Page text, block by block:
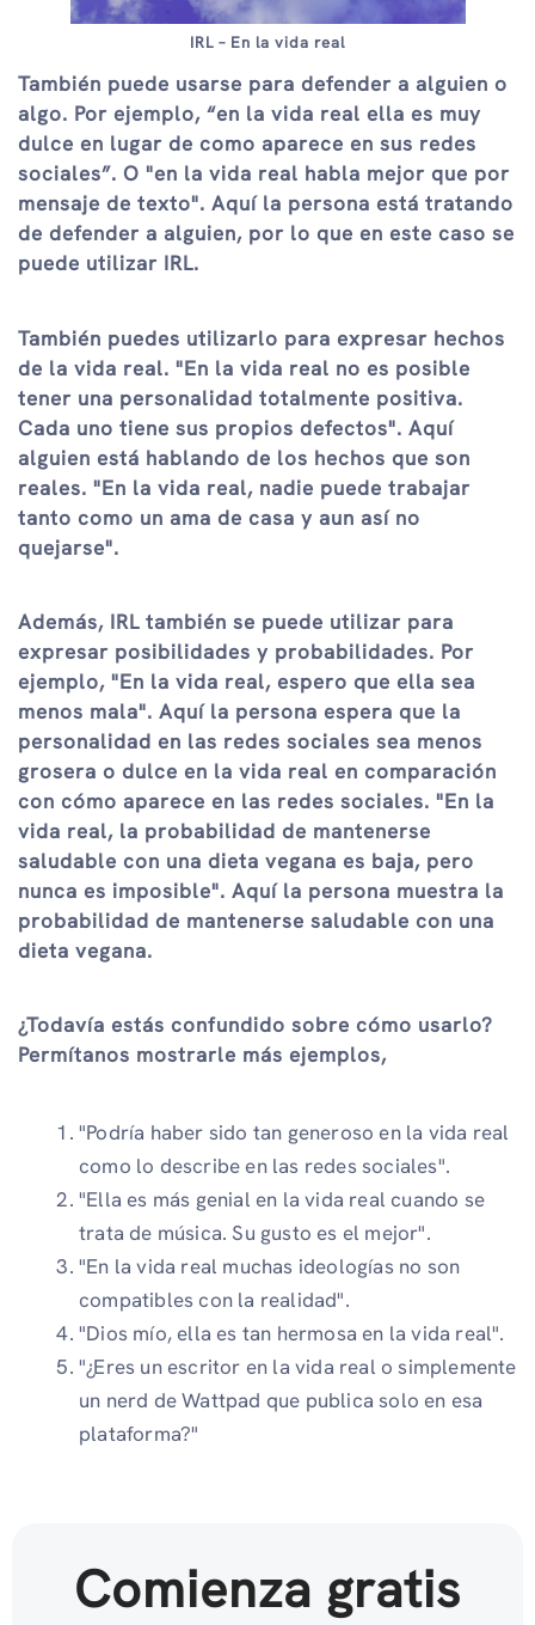
IRL – En la vida real
También puede usarse para defender a alguien o
algo. Por ejemplo, “en la vida real ella es muy
dulce en lugar de como aparece en sus redes
sociales”. O "en la vida real habla mejor que por
mensaje de texto". Aquí la persona está tratando
de defender a alguien, por lo que en este caso se
puede utilizar IRL.
También puedes utilizarlo para expresar hechos
de la vida real. "En la vida real no es posible
tener una personalidad totalmente positiva.
Cada uno tiene sus propios defectos". Aquí
alguien está hablando de los hechos que son
reales. "En la vida real, nadie puede trabajar
tanto como un ama de casa y aun así no
quejarse".
Además, IRL también se puede utilizar para
expresar posibilidades y probabilidades. Por
ejemplo, "En la vida real, espero que ella sea
menos mala". Aquí la persona espera que la
personalidad en las redes sociales sea menos
grosera o dulce en la vida real en comparación
con cómo aparece en las redes sociales. "En la
vida real, la probabilidad de mantenerse
saludable con una dieta vegana es baja, pero
nunca es imposible". Aquí la persona muestra la
probabilidad de mantenerse saludable con una
dieta vegana.
¿Todavía estás confundido sobre cómo usarlo?
Permítanos mostrarle más ejemplos,
"Podría haber sido tan generoso en la vida real
como lo describe en las redes sociales".
"Ella es más genial en la vida real cuando se
trata de música. Su gusto es el mejor".
"En la vida real muchas ideologías no son
compatibles con la realidad".
"Dios mío, ella es tan hermosa en la vida real".
"¿Eres un escritor en la vida real o simplemente
un nerd de Wattpad que publica solo en esa
plataforma?"
Comienza gratis